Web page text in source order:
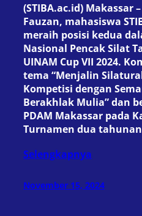
(STIBA.ac.id) Makassar
Fauzan, mahasiswa
meraih posisi kedua
Nasional Pencak Silat
UINAM Cup VII 2024.
tema “Menjalin
Kompetisi dengan
Berakhlak Mulia” dan
PDAM Makassar pada
Turnamen dua
Selengkapnya
November 15, 2024